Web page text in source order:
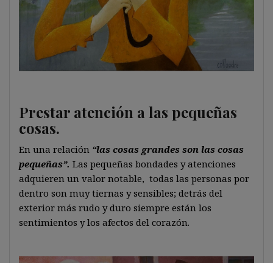
Prestar atención a las pequeñas
cosas.
En una relación “las cosas grandes son las cosas
pequeñas”. Las pequeñas bondades y atenciones
adquieren un valor notable, todas las personas por
dentro son muy tiernas y sensibles; detrás del
exterior más rudo y duro siempre están los
sentimientos y los afectos del corazón.